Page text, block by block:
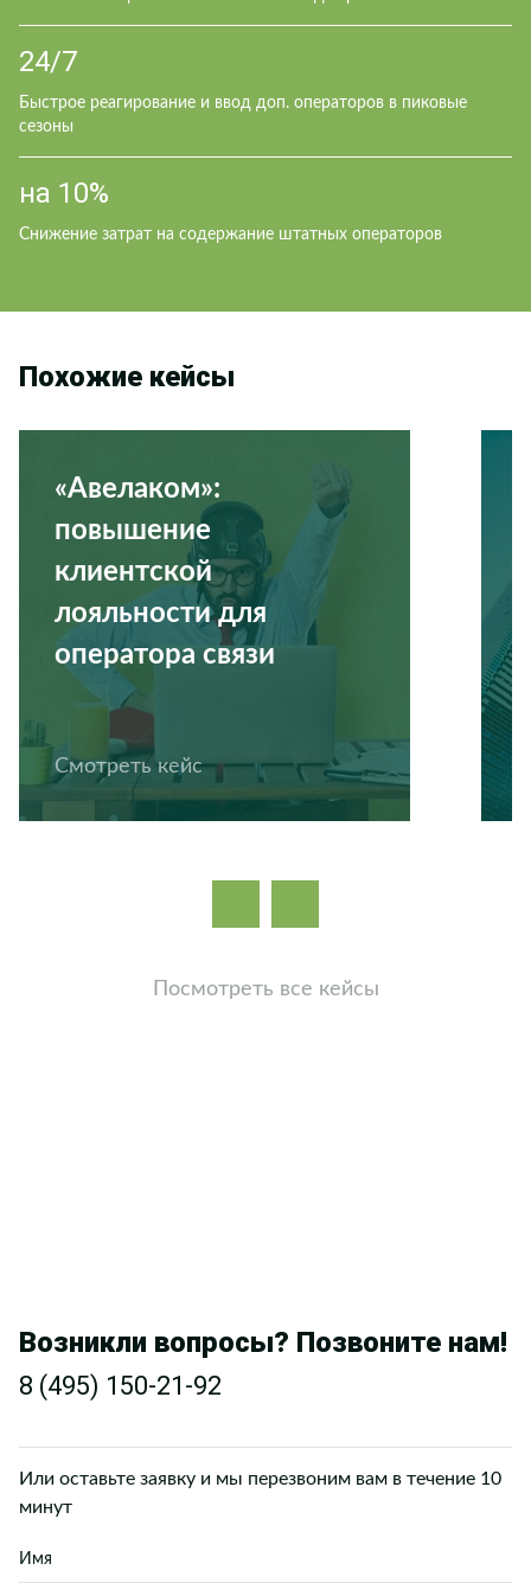
24/7
Быстрое реагирование и ввод доп. операторов в пиковые
сезоны
на 10%
Cнижение затрат на содержание штатных операторов
Похожие кейсы
«Авелаком»:
повышение
клиентской
лояльности для
оператора связи
Смотреть кейс
Посмотреть все кейсы
Возникли вопросы? Позвоните нам!
8 (495) 150-21-92
Или оставьте заявку и мы перезвоним вам в течение 10
минут
Имя